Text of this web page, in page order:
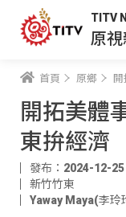
TITV
原
首頁 原鄉
開拓美體
東拚經濟
發布：2024-12-
新竹竹東
Yaway Maya(李玲